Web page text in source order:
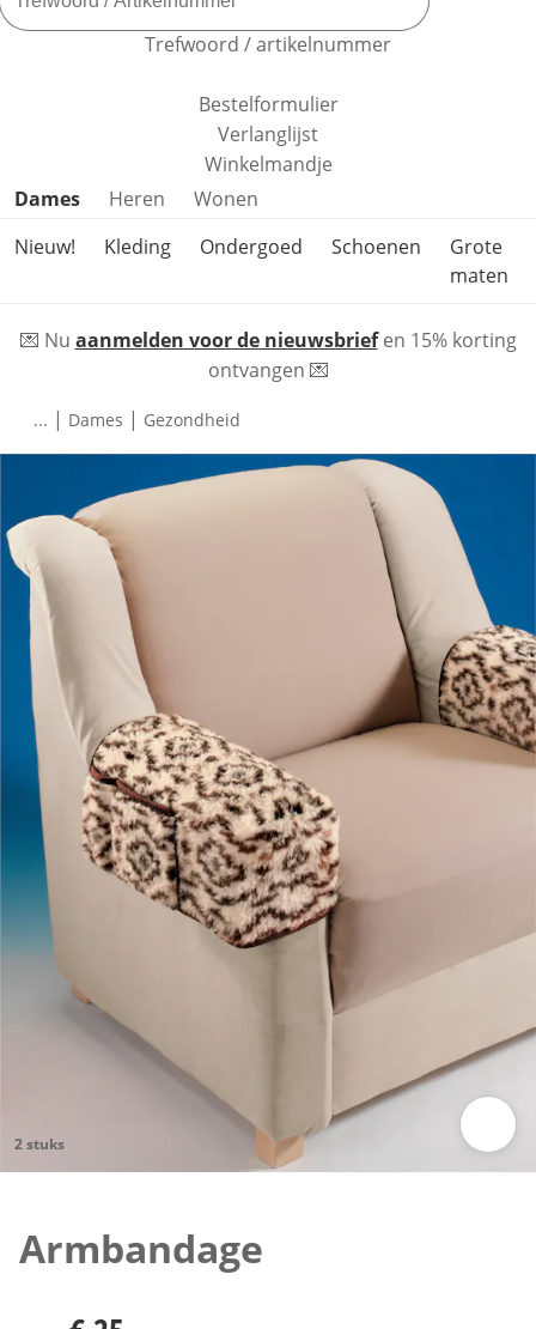
Trefwoord / artikelnummer
Bestelformulier
Verlanglijst
Winkelmandje
Productcategorieën overslaan
Dames Heren
Wonen
Nieuw!
Kleding Ondergoed Schoenen
Grote
maten
💌 Nu aanmelden voor de nieuwsbriefen 15% korting
ontvangen 💌
... | Dames | Gezondheid
2 stuks
Armbandage